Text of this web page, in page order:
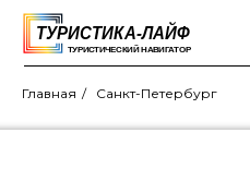
Главная / Санкт-Петербург